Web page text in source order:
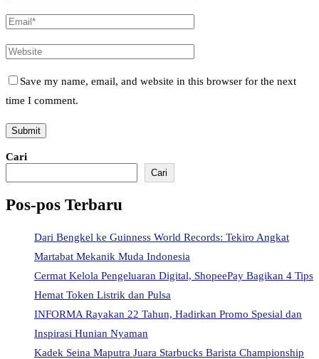
Save my name, email, and website in this browser for the next
time I comment.
Cari
Cari
Pos-pos Terbaru
Dari Bengkel ke Guinness World Records: Tekiro Angkat
Martabat Mekanik Muda Indonesia
Cermat Kelola Pengeluaran Digital, ShopeePay Bagikan 4 Tips
Hemat Token Listrik dan Pulsa
INFORMA Rayakan 22 Tahun, Hadirkan Promo Spesial dan
Inspirasi Hunian Nyaman
Kadek Seina Maputra Juara Starbucks Barista Championship